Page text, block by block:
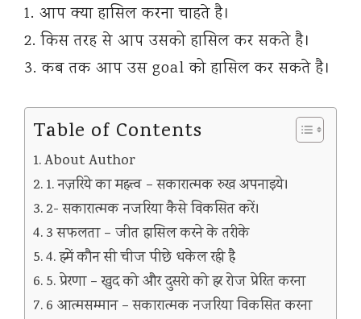
1. आप क्या हासिल करना चाहते है।
2. किस तरह से आप उसको हासिल कर सकते है।
3. कब तक आप उस goal को हासिल कर सकते है।
Table of Contents
About Author
1. नज़रिये का महत्त्व – सकारात्मक रुख अपनाइये।
2- सकारात्मक नजरिया कैसे विकसित करें।
3 सफलता – जीत हासिल करने के तरीके
4. हमें कौन सी चीज पीछे धकेल रही है
5. प्रेरणा – खुद को और दुसरो को हर रोज प्रेरित करना
6 आत्मसम्मान – सकारात्मक नजरिया विकसित करना